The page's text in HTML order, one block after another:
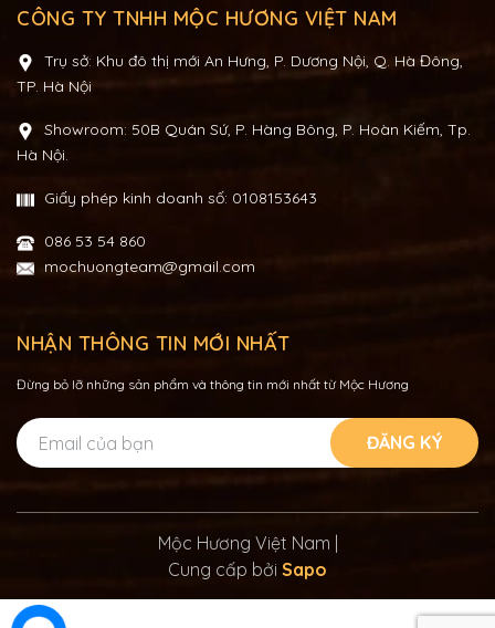
CÔNG TY TNHH MỘC HƯƠNG VIỆT NAM
Trụ sở: Khu đô thị mới An Hưng, P. Dương Nội, Q. Hà Đông,
TP. Hà Nội
Showroom: 50B Quán Sứ, P. Hàng Bông, P. Hoàn Kiếm, Tp.
Hà Nội.
Giấy phép kinh doanh số: 0108153643
086 53 54 860
mochuongteam@gmail.com
NHẬN THÔNG TIN MỚI NHẤT
Đừng bỏ lỡ những sản phẩm và thông tin mới nhất từ Mộc Hương
ĐĂNG KÝ
Mộc Hương Việt Nam
Cung cấp bởi Sapo